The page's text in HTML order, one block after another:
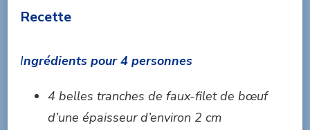
Recette
Ingrédients pour 4 personnes
4 belles tranches de faux-filet de bœuf
d’une épaisseur d’environ 2 cm